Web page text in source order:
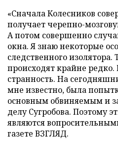
«Сначала Колесников
получает черепно-
А потом совершенно
окна. Я знаю некоторые
следственного
происходят крайне редко.
странность. На
мне известно, была
основным обвиняемым и
делу Сугробова. Поэтому
являются
газете ВЗГЛЯД.